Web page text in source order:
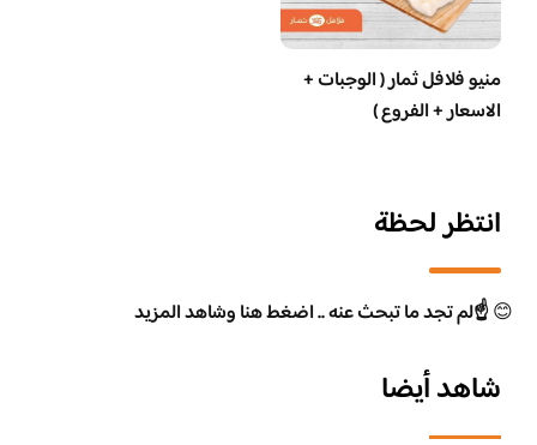
منيو فلافل ثمار ( الوجبات +
الاسعار + الفروع )
انتظر لحظة
😊☝️لم تجد ما تبحث عنه .. اضغط هنا وشاهد المزيد
شاهد أيضا